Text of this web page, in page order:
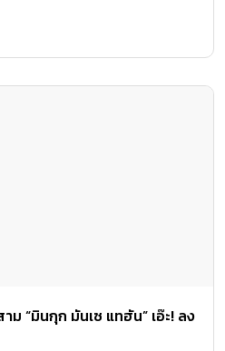
“มินกุก มันเซ แทฮัน” เอ๊ะ! ลง